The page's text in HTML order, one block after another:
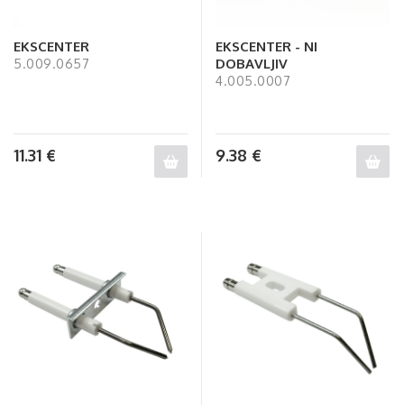
EKSCENTER
5.009.0657
11.31 €
EKSCENTER - NI
DOBAVLJIV
4.005.0007
9.38 €